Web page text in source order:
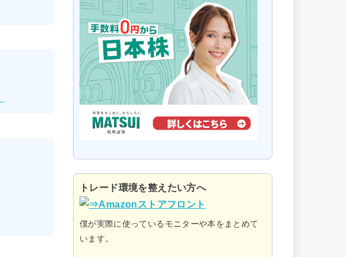
トレード環境を整えたい方へ
僕が実際に使っているモニターや本をまとめて
います。